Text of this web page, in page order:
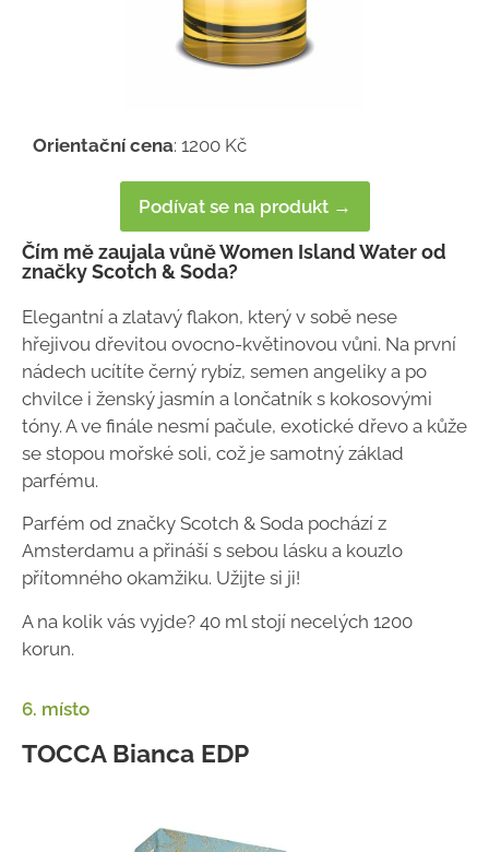
Orientační cena: 1200 Kč
Podívat se na produkt →
Čím mě zaujala vůně Women Island Water od
značky Scotch & Soda?
Elegantní a zlatavý flakon, který v sobě nese
hřejivou dřevitou ovocno-květinovou vůni. Na první
nádech ucítíte černý rybíz, semen angeliky a po
chvilce i ženský jasmín a lončatník s kokosovými
tóny. A ve finále nesmí pačule, exotické dřevo a kůže
se stopou mořské soli, což je samotný základ
parfému.
Parfém od značky Scotch & Soda pochází z
Amsterdamu a přináší s sebou lásku a kouzlo
přítomného okamžiku. Užijte si ji!
A na kolik vás vyjde? 40 ml stojí necelých 1200
korun.
6. místo
TOCCA Bianca EDP